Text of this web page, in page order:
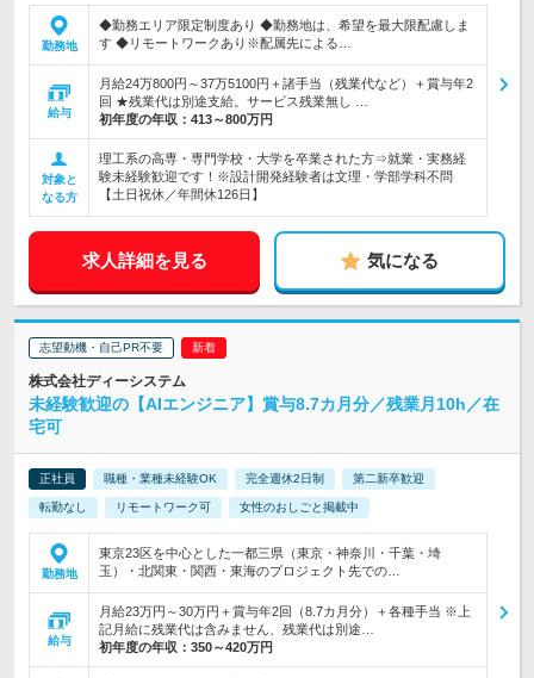
勤務地
◆勤務エリア限定制度あり ◆勤務地は、希望を最大限配慮しま
す ◆リモートワークあり※配属先による…
給与
月給24万800円～37万5100円＋諸手当（残業代など）＋賞与年2
回 ★残業代は別途支給。サービス残業無し …
初年度の年収： 413～800万円
対象と
なる方
理工系の高専・専門学校・大学を卒業された方⇒就業・実務経
験未経験歓迎です！※設計開発経験者は文理・学部学科不問
【土日祝休／年間休126日】
求人詳細を見る 気になる
志望動機・自己PR不要
株式会社ディーシステム
未経験歓迎の【AIエンジニア】賞与8.7カ月分／残業月10h／在
宅可
正社員 職種・業種未経験OK 完全週休2日制 第二新卒歓迎
転勤なし リモートワーク可 女性のおしごと掲載中
勤務地
東京23区を中心とした一都三県（東京・神奈川・千葉・埼
玉）・北関東・関西・東海のプロジェクト先での…
給与
月給23万円～30万円＋賞与年2回（8.7カ月分）＋各種手当 ※上
記月給に残業代は含みません、残業代は別途…
初年度の年収： 350～420万円